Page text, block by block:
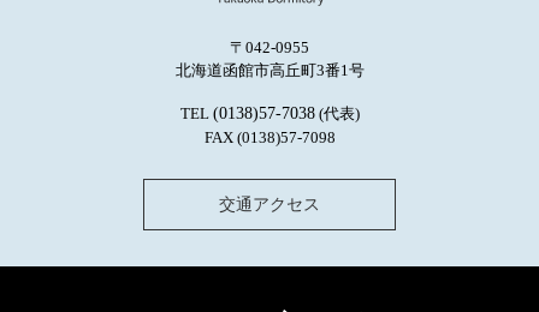
〒042-0955
北海道函館市高丘町3番1号
TEL (0138)57-7038 (代表)
FAX (0138)57-7098
交通アクセス